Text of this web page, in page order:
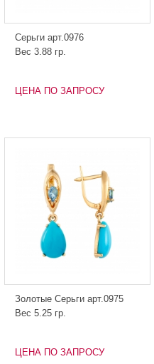
Серьги арт.0976
Вес 3.88 гр.
ЦЕНА ПО ЗАПРОСУ
Золотые Серьги арт.0975
Вес 5.25 гр.
ЦЕНА ПО ЗАПРОСУ